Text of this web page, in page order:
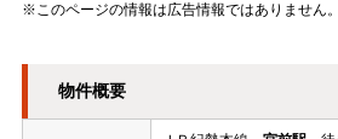
※このページの情報は広告情報ではありません
物件概要